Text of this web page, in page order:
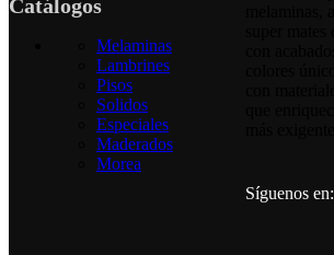
Catálogos
Melaminas
Lambrines
Pisos
Solidos
Especiales
Maderados
Morea
Síguenos en: